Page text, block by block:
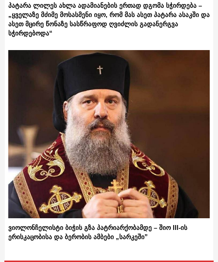
პატარა ლილეს ახლა ადამიანების ერთად დგომა სჭირდება –
„ყველაზე მძიმე მოსასმენი იყო, რომ მას ასეთ პატარა ასაკში და
ასეთ მცირე წონაზე სასწრაფოდ ღვიძლის გადანერგვა
სჭირდებოდა“
ვიოლონჩელისტი ბიჭის გზა პატრიარქობამდე – შიო III-ის
ერისკაცობისა და ბერობის ამბები „სარკეში”